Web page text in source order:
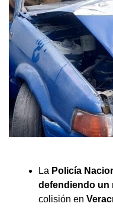
La Policía
defendiendo un
colisión en